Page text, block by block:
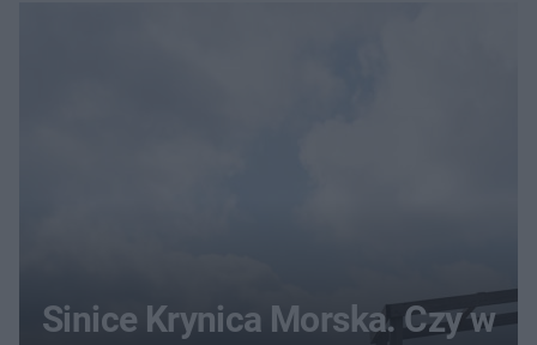
Sinice Krynica Morska. Czy w